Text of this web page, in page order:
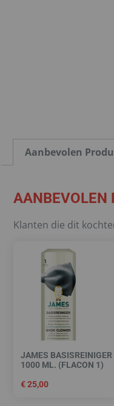
Aanbevolen
AANBEVOLEN
Klanten die dit
JAMES BASISREINIGER
1000 ML. (FLACON 1)
€25,00